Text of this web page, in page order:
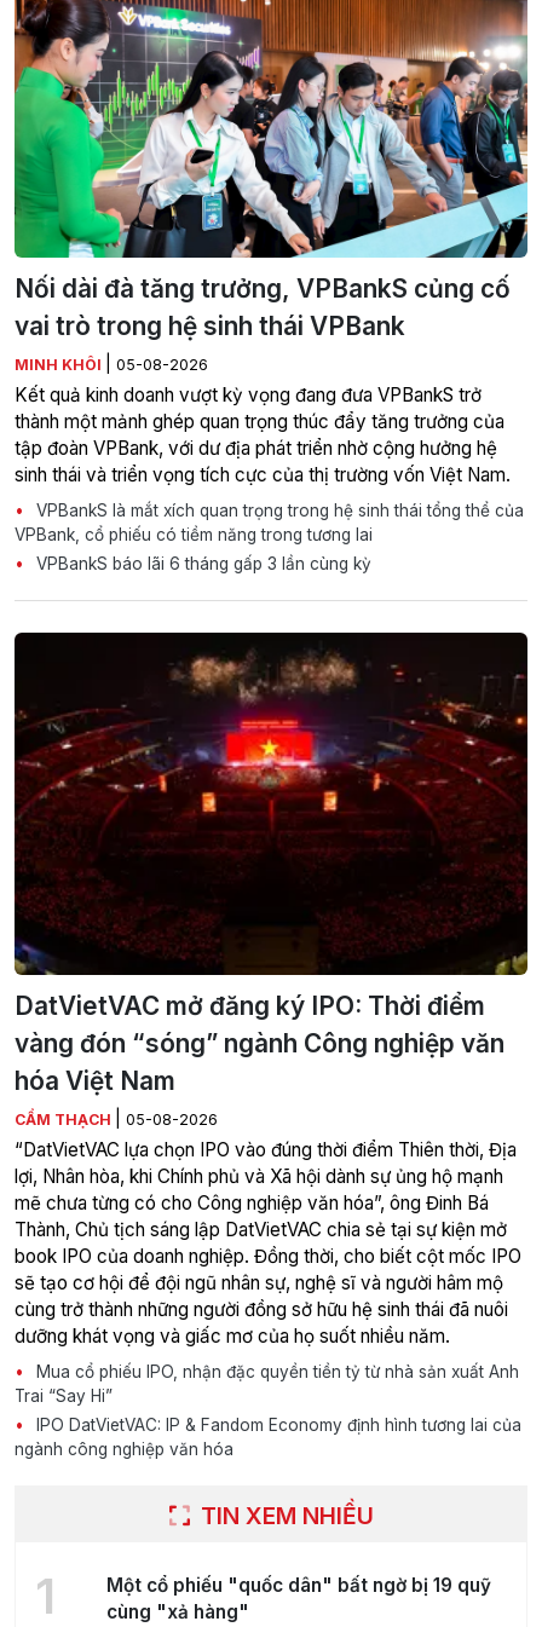
Nối dài đà tăng trưởng, VPBankS củng cố
vai trò trong hệ sinh thái VPBank
MINH KHÔI 05-08-2026
Kết quả kinh doanh vượt kỳ vọng đang đưa VPBankS trở
thành một mảnh ghép quan trọng thúc đẩy tăng trưởng của
tập đoàn VPBank, với dư địa phát triển nhờ cộng hưởng hệ
sinh thái và triển vọng tích cực của thị trường vốn Việt Nam.
VPBankS là mắt xích quan trọng trong hệ sinh thái tổng thể của
VPBank, cổ phiếu có tiềm năng trong tương lai
VPBankS báo lãi 6 tháng gấp 3 lần cùng kỳ
DatVietVAC mở đăng ký IPO: Thời điểm
vàng đón “sóng” ngành Công nghiệp văn
hóa Việt Nam
CẨM THẠCH 05-08-2026
“DatVietVAC lựa chọn IPO vào đúng thời điểm Thiên thời, Địa
lợi, Nhân hòa, khi Chính phủ và Xã hội dành sự ủng hộ mạnh
mẽ chưa từng có cho Công nghiệp văn hóa”, ông Đinh Bá
Thành, Chủ tịch sáng lập DatVietVAC chia sẻ tại sự kiện mở
book IPO của doanh nghiệp. Đồng thời, cho biết cột mốc IPO
sẽ tạo cơ hội để đội ngũ nhân sự, nghệ sĩ và người hâm mộ
cùng trở thành những người đồng sở hữu hệ sinh thái đã nuôi
dưỡng khát vọng và giấc mơ của họ suốt nhiều năm.
Mua cổ phiếu IPO, nhận đặc quyền tiền tỷ từ nhà sản xuất Anh
Trai “Say Hi”
IPO DatVietVAC: IP & Fandom Economy định hình tương lai của
ngành công nghiệp văn hóa
TIN XEM NHIỀU
1
Một cổ phiếu "quốc dân" bất ngờ bị 19 quỹ
cùng "xả hàng"